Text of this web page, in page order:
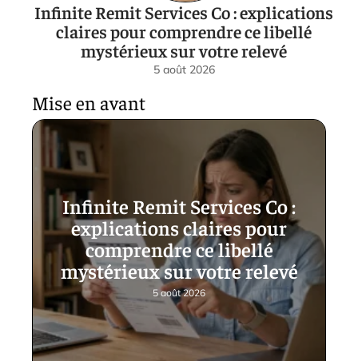
Infinite Remit Services Co : explications
claires pour comprendre ce libellé
mystérieux sur votre relevé
5 août 2026
Mise en avant
Infinite Remit Services Co :
explications claires pour
comprendre ce libellé
mystérieux sur votre relevé
5 août 2026